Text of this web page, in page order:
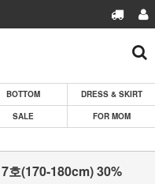
BOTTOM
DRESS & SKIRT
SALE FOR MOM
호(170-180cm) 30%